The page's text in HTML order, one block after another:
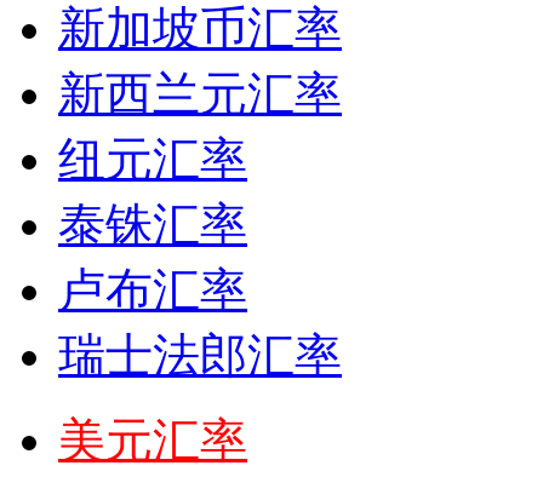
新加坡币汇率
新西兰元汇率
纽元汇率
泰铢汇率
卢布汇率
瑞士法郎汇率
美元汇率